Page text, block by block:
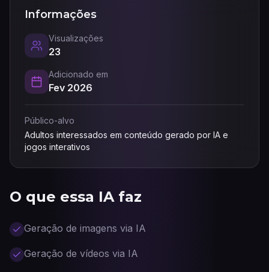
O que essa IA faz
Geração de imagens via IA
Geração de vídeos via IA
Informações
Visualizações
23
Adicionado em
Fev 2026
Público-alvo
Adultos interessados em conteúdo gerado por IA e
jogos interativos